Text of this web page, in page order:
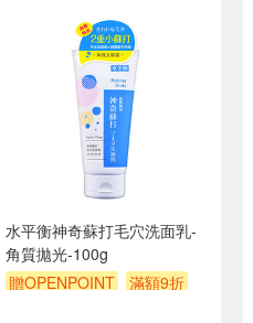
水平衡神奇蘇打毛穴洗面乳-
角質拋光-100g
贈OPENPOINT
滿額9折